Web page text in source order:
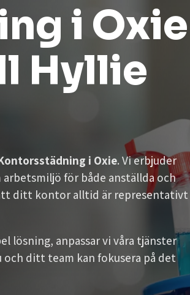
i Oxie
Hyllie
i Oxie. Vi erbjuder
för både anställda och
ditt kontor alltid är representativt
lösning, anpassar vi våra tjänster
och ditt team kan fokusera på det